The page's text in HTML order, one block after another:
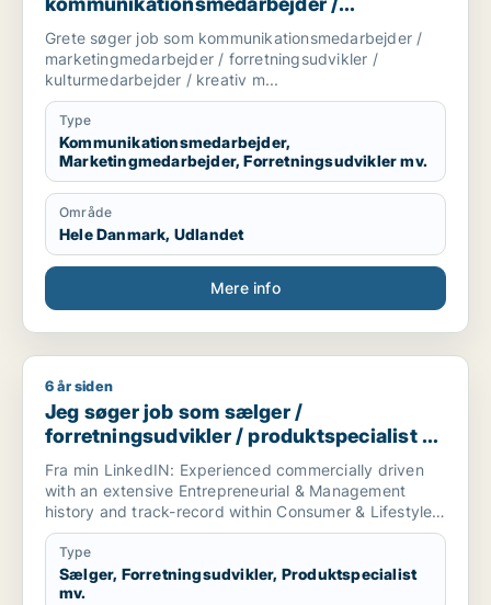
marketingmedarbejder /
forretningsudvikler / kulturmedarbejder /
kreativ medarbejder
Grete søger job som kommunikationsmedarbejder /
marketingmedarbejder / forretningsudvikler /
kulturmedarbejder / kreativ m...
Type
Kommunikationsmedarbejder,
Marketingmedarbejder, Forretningsudvikler mv.
Område
Hele Danmark, Udlandet
Mere info
Jeg søger job som sælger / forretningsudvikler /
6 år siden
Jeg søger job som sælger /
forretningsudvikler / produktspecialist /
direktør / projektleder
Fra min LinkedIN: Experienced commercially driven
with an extensive Entrepreneurial & Management
history and track-record within Consumer & Lifestyle
Electronics. Strong overall worldwide network in the
industry from both manufacturing and sales partners.
Professional skilled in Product Development,
Sourcing, Manufacturing in Asia, Category
Type
Sælger, Forretningsudvikler, Produktspecialist
mv.